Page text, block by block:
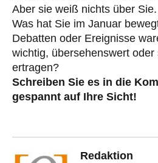
Aber sie weiß nichts über Sie.
Was hat Sie im Januar
Debatten oder Ereignisse
wichtig, übersehenswert oder
ertragen?
Schreiben Sie es in die
gespannt auf Ihre Sicht!
Redaktion